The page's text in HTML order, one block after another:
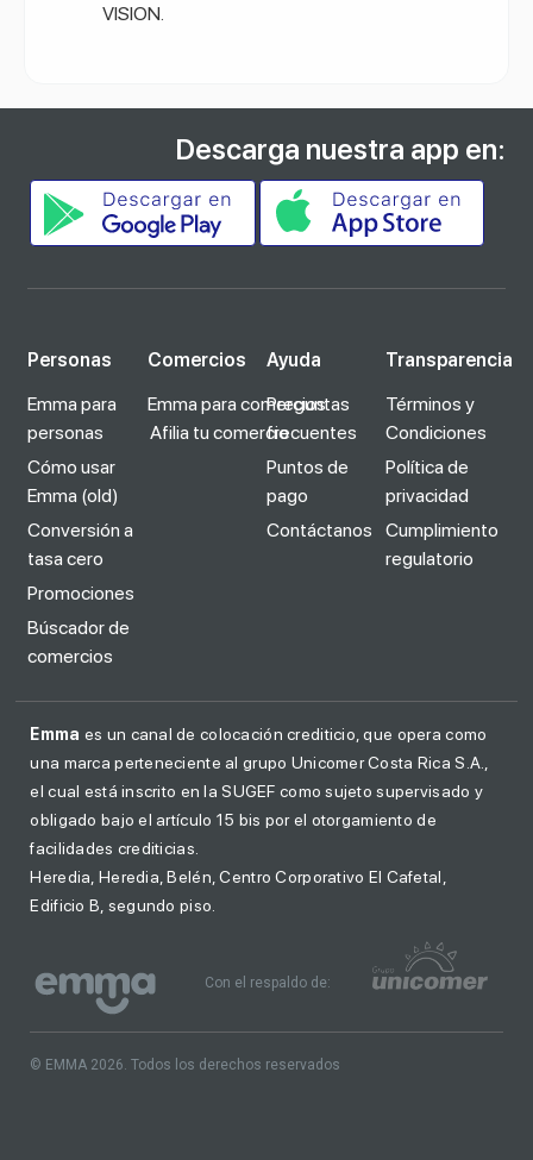
VISION.
Descarga nuestra app en:
Personas
Emma para
personas
Cómo usar
Emma (old)
Conversión a
tasa cero
Promociones
Búscador de
comercios
Comercios
Emma para comercios
Afilia tu comercio
Ayuda
Preguntas
frecuentes
Puntos de
pago
Contáctanos
Transparencia
Términos y
Condiciones
Política de
privacidad
Cumplimiento
regulatorio
Emma es un canal de colocación crediticio, que opera como
una marca perteneciente al grupo Unicomer Costa Rica S.A.,
el cual está inscrito en la SUGEF como sujeto supervisado y
obligado bajo el artículo 15 bis por el otorgamiento de
facilidades crediticias.
Heredia, Heredia, Belén, Centro Corporativo El Cafetal,
Edificio B, segundo piso.
© EMMA 2026. Todos los derechos reservados
Con el respaldo de: